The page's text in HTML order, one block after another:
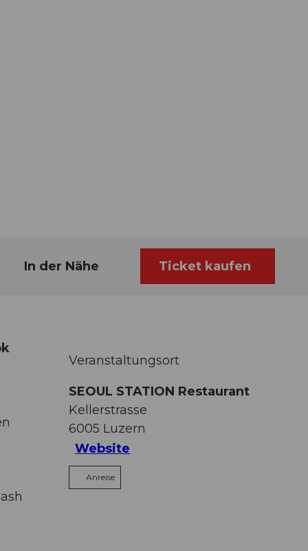
In der Nähe Ticket kaufen
Veranstaltungsort
SEOUL STATION Restaurant
Kellerstrasse
6005 Luzern
Website
Anreise